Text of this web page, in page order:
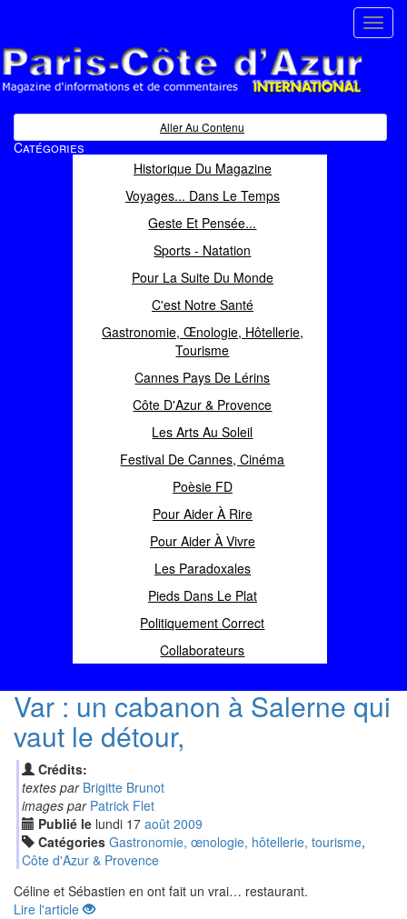
Magazine d'informations et de commentaires
Aller Au Contenu
Catégories
Historique Du Magazine
Voyages... Dans Le Temps
Geste Et Pensée...
Sports - Natation
Pour La Suite Du Monde
C'est Notre Santé
Gastronomie, Œnologie, Hôtellerie,
Tourisme
Cannes Pays De Lérins
Côte D'Azur & Provence
Les Arts Au Soleil
Festival De Cannes, Cinéma
Poèsie FD
Pour Aider À Rire
Pour Aider À Vivre
Les Paradoxales
Pieds Dans Le Plat
Politiquement Correct
Collaborateurs
Var : un cabanon à Salerne qui
vaut le détour,
Crédits:
textes par Brigitte Brunot
images par Patrick Flet
Publié le lundi 17 août 2009
Catégories Gastronomie, œnologie, hôtellerie, tourisme,
Côte d'Azur & Provence
Céline et Sébastien en ont fait un vrai… restaurant.
Lire l'article